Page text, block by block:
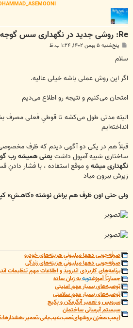
Re: روشی جدید در نگهداری سس گوجه فرنگی
س
ت
پنج‌شنبه ۵ بهمن ۱۴۰۲, ۱:۲۴ ب.ظ
سلام
اگر این روش عملی باشه خیلی عالیه.
امتحان می‌کنیم و نتیجه رو اطلاع می‌دیم
البته مدتی طول می‌کشه تا قوطیِ فعلی مصرف
انداخته‌ایم
قبلاً هم در یکی دو آگهی دیدم که ظرف
ساختاری شبیه آمپول داشتیعنی همیشه رب
نگهداری میشهو موقع استفاده ، با فشار
زیرش بیرون میاد
ولی حتی اون ظرف هم براش نوشته «کاهــشِ»
صرفه‌جویی دهها میلیونیِ هزینه‌های خودرو
صرفه‌جویی دهها میلیونیِ هزینه‌های زندگی
برنامه‌های کاربردی اندروید و اطلاعات مهمِ تنظیمات
جسارتاً آموزشتوبهبه زبان ساده
توصیه‌های بسیار مهم امنیتی
توصیه‌های بسیار مهم سلامتی
سرویس و تعمیر آبگرمکن و پکیج
سیستم آبرسانی ساختمان